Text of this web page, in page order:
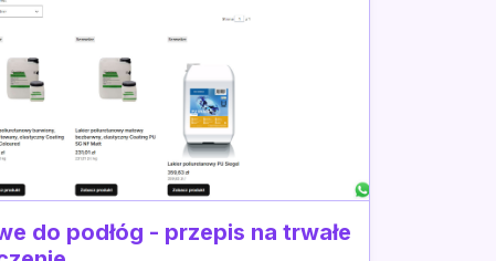
do podłóg - przepis na trwałe